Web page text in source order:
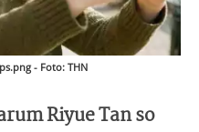
- Foto: THN
Riyue Tan so